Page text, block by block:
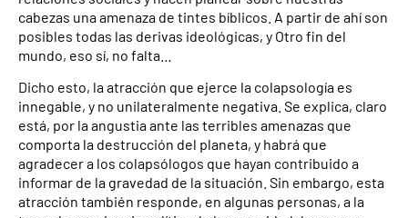
cabezas una amenaza de tintes bíblicos. A partir de ahí son
posibles todas las derivas ideológicas, y Otro fin del
mundo, eso sí, no falta…
Dicho esto, la atracción que ejerce la colapsología es
innegable, y no unilateralmente negativa. Se explica, claro
está, por la angustia ante las terribles amenazas que
comporta la destrucción del planeta, y habrá que
agradecer a los colapsólogos que hayan contribuido a
informar de la gravedad de la situación. Sin embargo, esta
atracción también responde, en algunas personas, a la